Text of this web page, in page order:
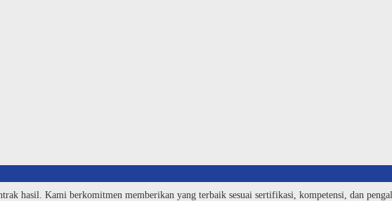
hasil. Kami berkomitmen memberikan yang terbaik sesuai sertifikasi, kompetensi, dan